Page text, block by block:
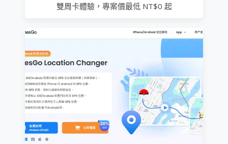
雙周卡體驗，專案價最低 NT$0 起